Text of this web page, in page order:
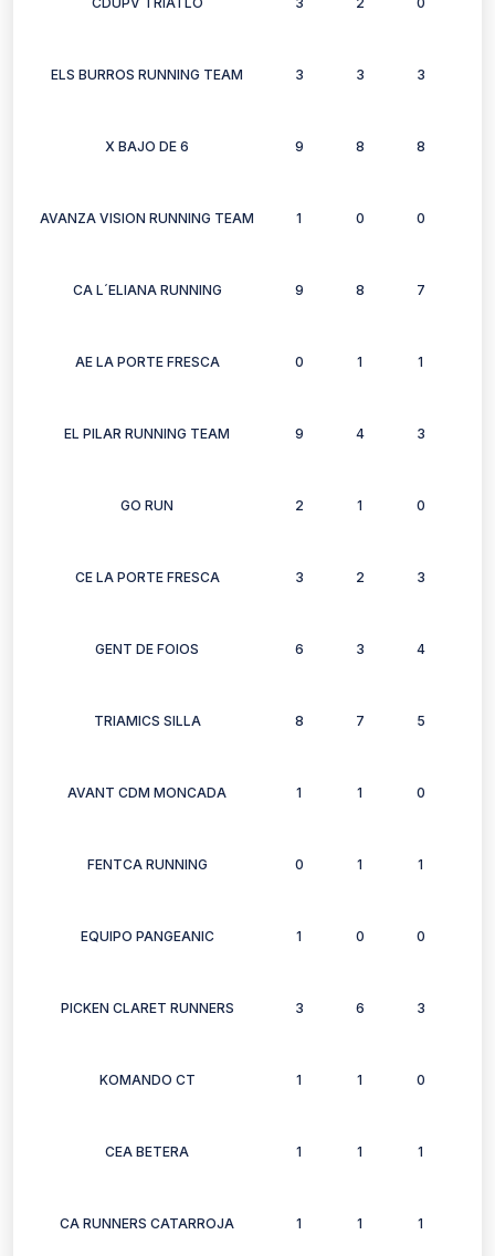
ELS BURROS RUNNING TEAM 3 3 3
X BAJO DE 6 9 8 8
AVANZA VISION RUNNING TEAM 1 0 0
CA L´ELIANA RUNNING 9 8 7
AE LA PORTE FRESCA 0 1 1
EL PILAR RUNNING TEAM 9 4 3
GO RUN 2 1 0
CE LA PORTE FRESCA 3 2 3
GENT DE FOIOS 6 3 4
TRIAMICS SILLA 8 7 5
AVANT CDM MONCADA 1 1 0
FENTCA RUNNING 0 1 1
EQUIPO PANGEANIC 1 0 0
PICKEN CLARET RUNNERS 3 6 3
KOMANDO CT 1 1 0
CEA BETERA 1 1 1
CA RUNNERS CATARROJA 1 1 1